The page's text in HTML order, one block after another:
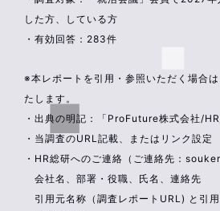
した方、している方
・有効回答：283件
※本レポートを引用・参照いただく場合
たします。
・出典の明記：「ProFuture株式会社/HR
・当調査のURL記載、またはリンク設定
・HR総研へのご連絡（ご連絡先：
会社名、部署・役職、氏名、連絡先
引用元名称（調査レポートURL) と引用